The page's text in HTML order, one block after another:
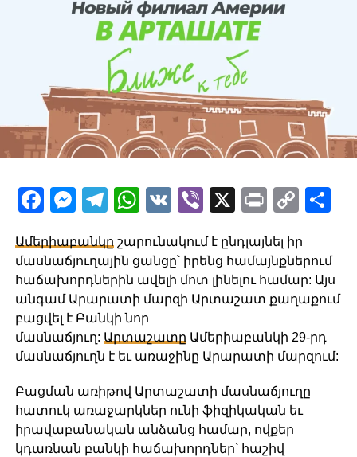
Facebook
Messenger
Telegram
WhatsApp
VKViber
X PrintCopy
Ամերիաբանկը շարունակում է ընդլայնել իր
մասնաճյուղային ցանցը՝ իրենց համայնքներում
հաճախորդներին ավելի մոտ լինելու համար: Այս
անգամ Արարատի մարզի Արտաշատ քաղաքում
բացվել է Բանկի նոր
մասնաճյուղ: Արտաշատը Ամերիաբանկի 29-րդ
մասնաճյուղն է եւ առաջինը Արարատի մարզում:
Բացման առիթով Արտաշատի մասնաճյուղը
հատուկ առաջարկներ ունի ֆիզիկական եւ
իրավաբանական անձանց համար, ովքեր
կդառնան բանկի հաճախորդներ՝ հաշիվ